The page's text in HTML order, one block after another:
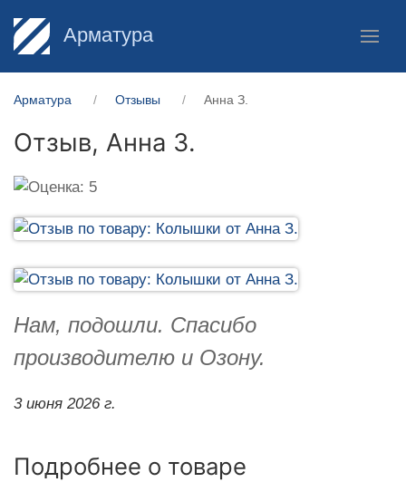
Арматура
Арматура Отзывы Анна З.
Отзыв, Анна З.
Нам, подошли. Спасибо
производителю и Озону.
3 июня 2026 г.
Подробнее о товаре